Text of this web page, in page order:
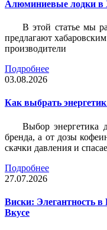
Алюминиевые лодки в
В этой статье мы
предлагают
производители
Подробнее
03.08.2026
Как выбрать
Выбор энергетика
бренда, а от дозы
скачки давления и
Подробнее
27.07.2026
Виски: Элегантность
Вкусе